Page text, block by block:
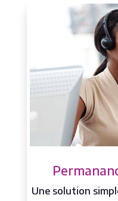
Une solution